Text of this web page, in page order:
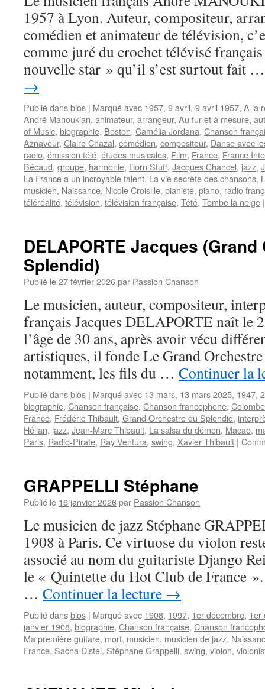
1957 à Lyon. Auteur, compositeur,
comédien et animateur de télévision,
comme juré du crochet télévisé
nouvelle star » qu’il s’est surtout fait
→
Publié dansbios | Marqué avec 1957, 9 avril, 9 avril 1957, A la
André Manoukian, animateur, arrangeur, Au fur et à mesure,
of Music, biographie, Boston, Camélia Jordana, Chanson
Aznavour, Claire Chazal, comédien, compositeur, Danse avec
radio, émission télé, études musicales, Film, France, France
Bécaud, groupe, harmonie, Horn Stuff, Jacques Chancel, jazz,
La France a un incroyable talent, La vie secrète des chansons,
musicien, Naissance, Nicole Croisille, pianiste, piano, radio
téléréalité, télévision, télévision française, Tété, Tombe la neige |
DELAPORTE Jacques
Splendid)
Publié le27 février 2026par Passion Chanson
Le musicien, auteur, compositeur,
français Jacques DELAPORTE naît le
l’âge de 30 ans, après avoir vécu
artistiques, il fonde Le Grand
notamment, les fils du … Continuer la
Publié dansbios | Marqué avec 13 mars, 13 mars 2025, 1947,
biographie, Chanson française, Chanson francophone,
France, Frédéric Thibault, Grand Orchestre du Splendid,
Hélian, jazz, Jean-Marc Thibault, La salsa du démon, Macao,
Paris, Radio-Pirate, Ray Ventura, swing, Xavier Thibault |
GRAPPELLI Stéphane
Publié le 16 janvier 2026par Passion Chanson
Le musicien de jazz Stéphane
1908 à Paris. Ce virtuose du violon
associé au nom du guitariste Django
le « Quintette du Hot Club de France
… Continuer la lecture →
Publié dansbios | Marqué avec 1908, 1997, 1er décembre, 1er
janvier 1908, biographie, Chanson française, Chanson
Ma première guitare, mort, musicien, musicien de jazz,
France, Sacha Distel, Stéphane Grappelli, swing, violon,